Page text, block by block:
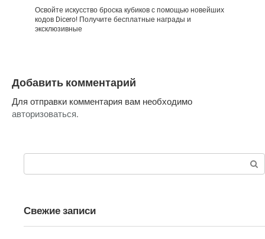
Освойте искусство броска кубиков с помощью новейших
кодов Dicero! Получите бесплатные награды и
эксклюзивные
Добавить комментарий
Для отправки комментария вам необходимо
авторизоваться.
Поиск:
Свежие записи